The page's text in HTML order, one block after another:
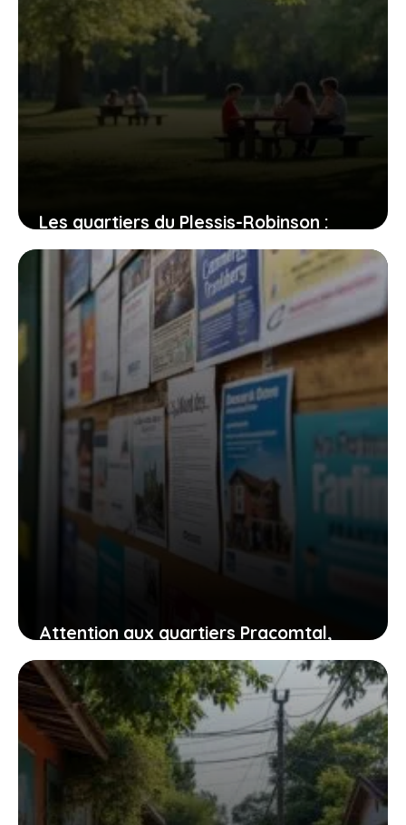
Les quartiers du Plessis-Robinson :
entre dynamisme et quiétude, où
poser vos valises ?
31 juillet 2026
Attention aux quartiers Pracomtal,
ouest et nord à Montélimar : ce que
vous devez savoir
30 juillet 2026